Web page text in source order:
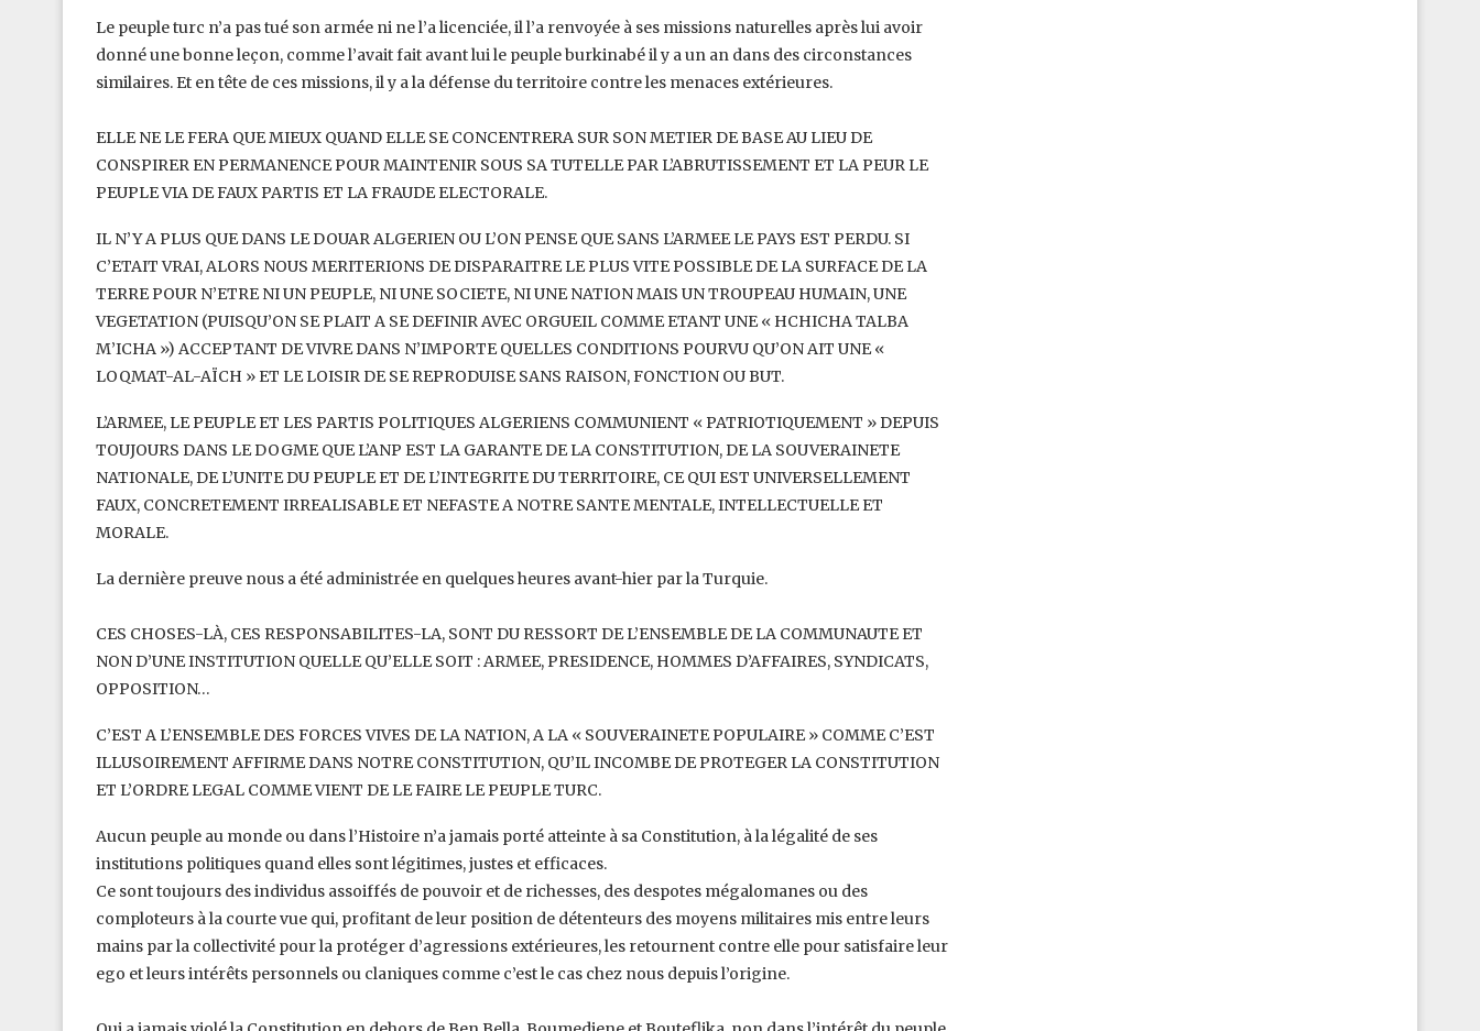
Le peuple turc n’a pas tué son armée ni ne l’a licenciée, il l’a renvoyée à ses missions ‎naturelles après lui avoir
donné une bonne leçon, comme l’avait fait avant lui le peuple ‎burkinabé il y a un an dans des circonstances
similaires. Et en tête de ces missions, il y a la ‎défense du territoire contre les menaces extérieures.
ELLE NE LE FERA QUE MIEUX QUAND ELLE SE CONCENTRERA SUR SON METIER DE BASE ‎AU LIEU DE
CONSPIRER EN PERMANENCE POUR MAINTENIR SOUS SA TUTELLE PAR ‎L’ABRUTISSEMENT ET LA PEUR LE
PEUPLE VIA DE FAUX PARTIS ET LA FRAUDE ‎ELECTORALE.‎
IL N’Y A PLUS QUE DANS LE DOUAR ALGERIEN OU L’ON PENSE QUE SANS L’ARMEE LE ‎PAYS EST PERDU. SI
C’ETAIT VRAI, ALORS NOUS MERITERIONS DE DISPARAITRE LE PLUS ‎VITE POSSIBLE DE LA SURFACE DE LA
TERRE POUR N’ETRE NI UN PEUPLE, NI UNE ‎SOCIETE, NI UNE NATION MAIS UN TROUPEAU HUMAIN, UNE
VEGETATION (PUISQU’ON ‎SE PLAIT A SE DEFINIR AVEC ORGUEIL COMME ETANT UNE « HCHICHA TALBA
M’ICHA ») ‎ACCEPTANT DE VIVRE DANS N’IMPORTE QUELLES CONDITIONS POURVU QU’ON AIT UNE ‎‎«
LOQMAT-AL-AÏCH » ET LE LOISIR DE SE REPRODUISE SANS RAISON, FONCTION OU BUT.‎
L’ARMEE, LE PEUPLE ET LES PARTIS POLITIQUES ALGERIENS COMMUNIENT ‎‎« PATRIOTIQUEMENT » DEPUIS
TOUJOURS DANS LE DOGME QUE L’ANP EST LA GARANTE ‎DE LA CONSTITUTION, DE LA SOUVERAINETE
NATIONALE, DE L’UNITE DU PEUPLE ET DE ‎L’INTEGRITE DU TERRITOIRE, CE QUI EST UNIVERSELLEMENT
FAUX, CONCRETEMENT ‎IRREALISABLE ET NEFASTE A NOTRE SANTE MENTALE, INTELLECTUELLE ET
MORALE. ‎
La dernière preuve nous a été administrée en quelques heures avant-hier par la Turquie.
CES CHOSES-LÀ, CES RESPONSABILITES-LA, SONT DU RESSORT DE L’ENSEMBLE DE LA ‎COMMUNAUTE ET
NON D’UNE INSTITUTION QUELLE QU’ELLE SOIT : ARMEE, ‎PRESIDENCE, HOMMES D’AFFAIRES, SYNDICATS,
OPPOSITION…‎
C’EST A L’ENSEMBLE DES FORCES VIVES DE LA NATION, A LA « SOUVERAINETE ‎POPULAIRE » COMME C’EST
ILLUSOIREMENT AFFIRME DANS NOTRE CONSTITUTION, ‎QU’IL INCOMBE DE PROTEGER LA CONSTITUTION
ET L’ORDRE LEGAL COMME VIENT DE ‎LE FAIRE LE PEUPLE TURC. ‎
Aucun peuple au monde ou dans l’Histoire n’a jamais porté atteinte à sa Constitution, à la ‎légalité de ses
institutions politiques quand elles sont légitimes, justes et efficaces. ‎
Ce sont toujours des individus assoiffés de pouvoir et de richesses, des despotes ‎mégalomanes ou des
comploteurs à la courte vue qui, profitant de leur position de ‎détenteurs des moyens militaires mis entre leurs
mains par la collectivité pour la ‎protéger d’agressions extérieures, les retournent contre elle pour satisfaire leur
ego et ‎leurs intérêts personnels ou claniques comme c’est le cas chez nous depuis l’origine.